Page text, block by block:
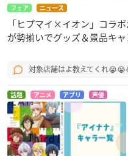
フェア ニュース
「ヒプマイ×イオン」コラ
が勢揃いでグッズ＆景品キ
対象店舗はよ教えてくれ
話題 アニメ アプリ 声優